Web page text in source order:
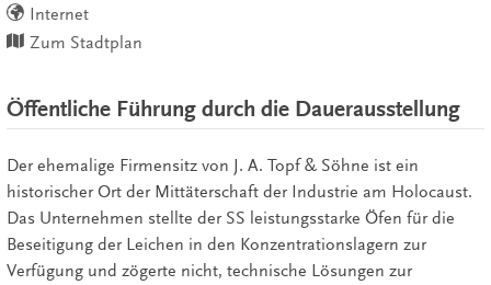
Internet
Zum Stadtplan
Öffentliche Führung durch die Dauerausstellung
Der ehemalige Firmensitz von J. A. Topf & Söhne ist ein
historischer Ort der Mittäterschaft der Industrie am Holocaust.
Das Unternehmen stellte der SS leistungsstarke Öfen für die
Beseitigung der Leichen in den Konzentrationslagern zur
Verfügung und zögerte nicht, technische Lösungen zur